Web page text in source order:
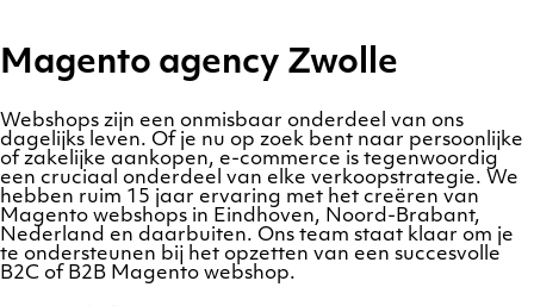
Magento agency Zwolle
Webshops zijn een onmisbaar onderdeel van ons
dagelijks leven. Of je nu op zoek bent naar persoonlijke
of zakelijke aankopen, e-commerce is tegenwoordig
een cruciaal onderdeel van elke verkoopstrategie. We
hebben ruim 15 jaar ervaring met het creëren van
Magento webshops in Eindhoven, Noord-Brabant,
Nederland en daarbuiten. Ons team staat klaar om je
te ondersteunen bij het opzetten van een succesvolle
B2C of B2B Magento webshop.